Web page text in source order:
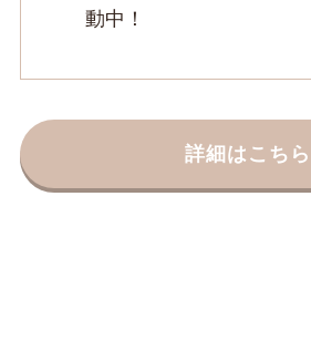
動中！
詳細はこちら